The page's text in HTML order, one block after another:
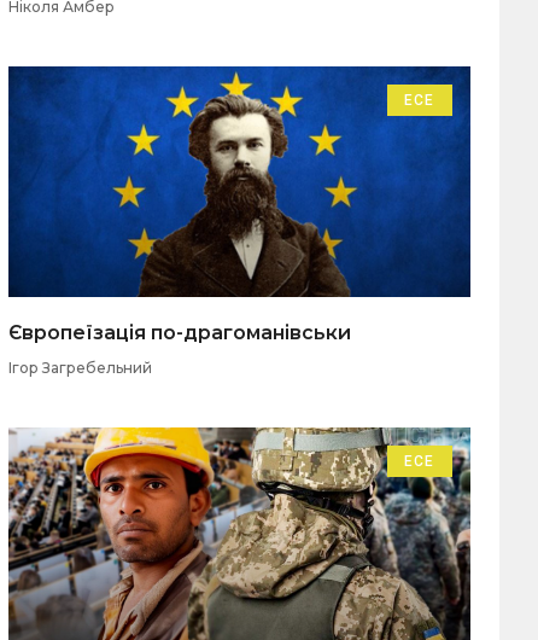
Ніколя Амбер
ЕСЕ
Європеїзація по-драгоманівськи
Ігор Загребельний
ЕСЕ